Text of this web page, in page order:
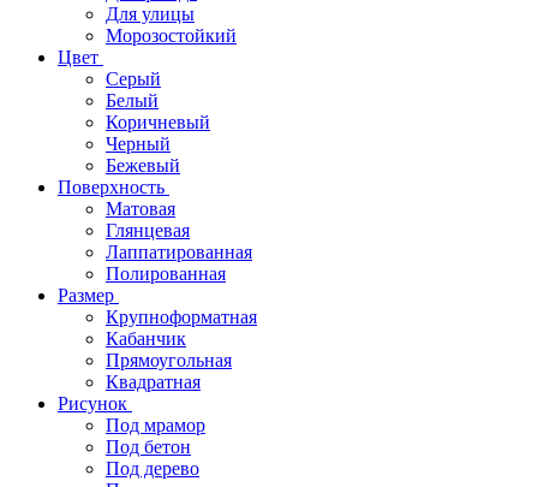
Для улицы
Морозостойкий
Цвет
Серый
Белый
Коричневый
Черный
Бежевый
Поверхность
Матовая
Глянцевая
Лаппатированная
Полированная
Размер
Крупноформатная
Кабанчик
Прямоугольная
Квадратная
Рисунок
Под мрамор
Под бетон
Под дерево